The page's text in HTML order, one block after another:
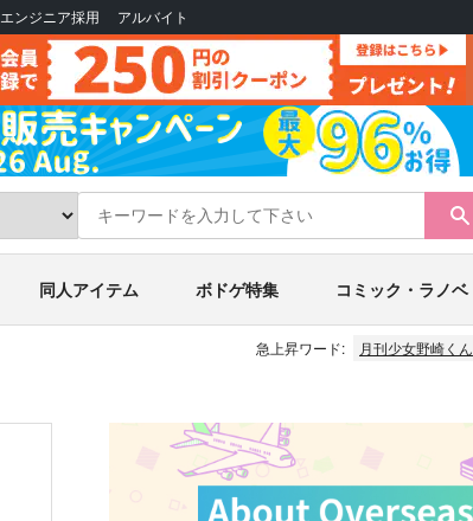
エンジニア採用 アルバイト
同人アイテム ボドゲ特集 コミック・ラノベ
急上昇ワード: 月刊少女野崎くん